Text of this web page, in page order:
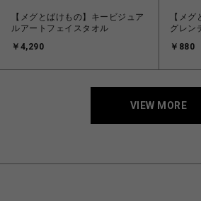
【メグとばけもの】キービジュア
ルアートフェイスタオル
￥4,290
【メ
グレン
￥880
VIEW MORE